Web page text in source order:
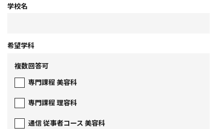
学校名
希望学科
複数回答可
専門課程 美容科
専門課程 理容科
通信 従事者コース 美容科